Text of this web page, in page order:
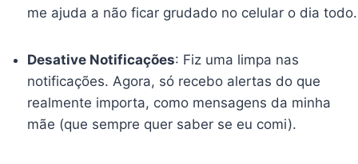
me ajuda a não ficar grudado no celular o dia todo.
Desative Notificações: Fiz uma limpa nas
notificações. Agora, só recebo alertas do que
realmente importa, como mensagens da minha
mãe (que sempre quer saber se eu comi).